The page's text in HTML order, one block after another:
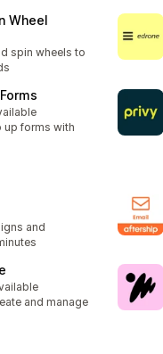
Wheel
spin wheels to
56
up forms with
and
132
and manage